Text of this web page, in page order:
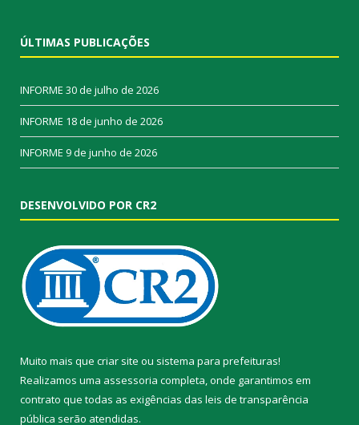
ÚLTIMAS PUBLICAÇÕES
INFORME 30 de julho de 2026
INFORME 18 de junho de 2026
INFORME 9 de junho de 2026
DESENVOLVIDO POR CR2
Muito mais que criar site ou sistema para prefeituras!
Realizamos uma assessoria completa, onde garantimos em
contrato que todas as exigências das leis de transparência
pública serão atendidas.